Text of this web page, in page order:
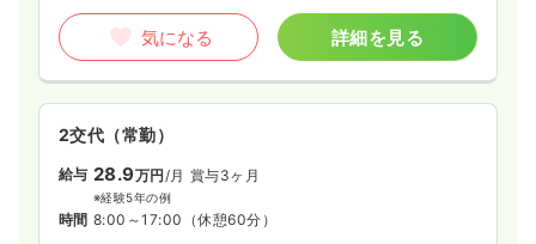
気になる 詳細を見る
2交代（常勤）
給与 28.9万円/月 賞与3ヶ月
※経験5年の例
時間 8:00～17:00 （休憩60分）